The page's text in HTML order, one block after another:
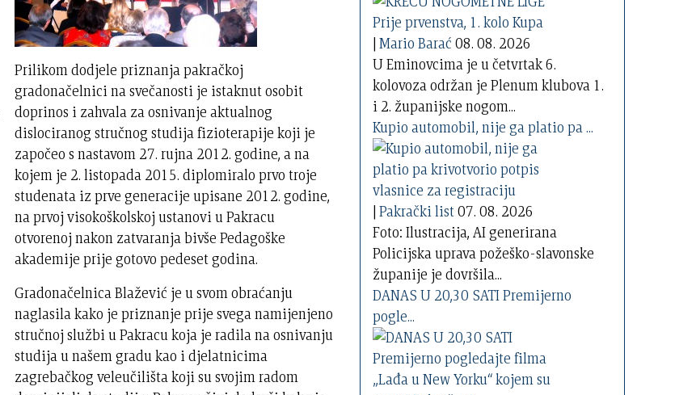
Prilikom dodjele priznanja pakračkoj
gradonačelnici na svečanosti je istaknut osobit
doprinos i zahvala za osnivanje aktualnog
dislociranog stručnog studija fizioterapije koji je
započeo s nastavom 27. rujna 2012. godine, a na
kojem je 2. listopada 2015. diplomiralo prvo troje
studenata iz prve generacije upisane 2012. godine,
na prvoj visokoškolskoj ustanovi u Pakracu
otvorenoj nakon zatvaranja bivše Pedagoške
akademije prije gotovo pedeset godina.
Gradonačelnica Blažević je u svom obraćanju
naglasila kako je priznanje prije svega namijenjeno
stručnoj službi u Pakracu koja je radila na osnivanju
studija u našem gradu kao i djelatnicima
zagrebačkog veleučilišta koji su svojim radom
|Mario Barać 08. 08. 2026
U Eminovcima je u četvrtak 6.
kolovoza održan je Plenum klubova 1.
i 2. županijske nogom...
Kupio automobil, nije ga platio pa ...
|Pakrački list07. 08. 2026
Foto: Ilustracija, AI generirana
Policijska uprava požeško-slavonske
županije je dovršila...
DANAS U 20,30 SATI Premijerno
pogle...